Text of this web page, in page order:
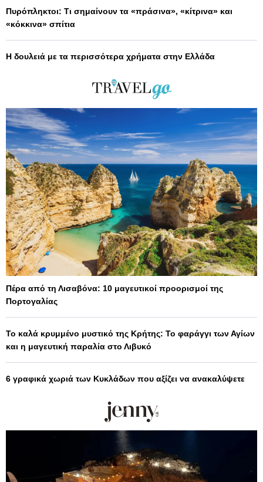
Πυρόπληκτοι: Τι σημαίνουν τα «πράσινα», «κίτρινα» και
«κόκκινα» σπίτια
Η δουλειά με τα περισσότερα χρήματα στην Ελλάδα
Πέρα από τη Λισαβόνα: 10 μαγευτικοί προορισμοί της
Πορτογαλίας
Το καλά κρυμμένο μυστικό της Κρήτης: Το φαράγγι των Αγίων
και η μαγευτική παραλία στο Λιβυκό
6 γραφικά χωριά των Κυκλάδων που αξίζει να ανακαλύψετε